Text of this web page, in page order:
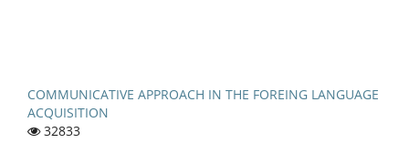
COMMUNICATIVE APPROACH IN THE FOREING LANGUAGE
ACQUISITION
32833